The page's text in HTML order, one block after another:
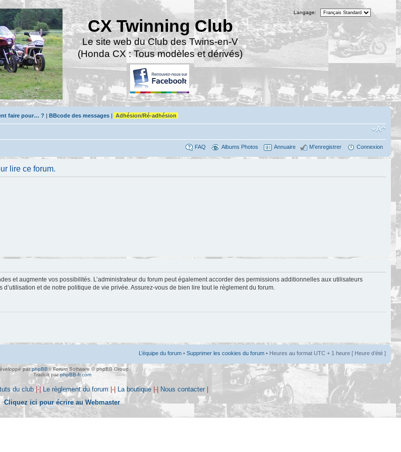
CX Twinning Club
Le site web du Club des Twins-en-V
(Honda CX : Tous modèles et dérivés)
Langage:
faire pour… ? | BBcode des messages | Adhésion/Ré-adhésion
FAQ Albums Photos Annuaire M’enregistrer Connexion
lire ce forum.
et augmente vos possibilités. L’administrateur du forum peut également accorder des permissions additionnelles aux utilisateurs
et de notre politique de vie privée. Assurez-vous de bien lire tout le règlement du forum.
L’équipe du forum • Supprimer les cookies du forum • Heures au format UTC + 1 heure [ Heure d’été ]
parphpBB® Forum Software © phpBB Group
Traduit parphpBB-fr.com
du club |-| Le règlement du forum |-| La boutique |-| Nous contacter |
Cliquez ici pour écrire au Webmaster